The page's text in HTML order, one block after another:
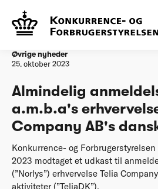
Forside
Company AB's danske aktiviteter
Øvrige nyheder
25. oktober 2023
Almindelig
a.m.b.a's
Company AB's
Konkurrence- og
2023 modtaget et udkast til
(”Norlys”) erhvervelse Telia
aktiviteter (”TeliaDK”).